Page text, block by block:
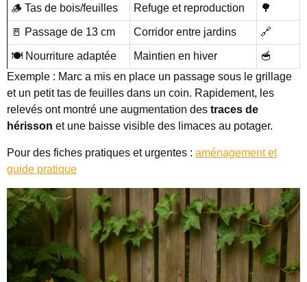
🪵 Tas de bois/feuilles Refuge et reproduction 🌳
🚪 Passage de 13 cm Corridor entre jardins 🔗
🍽️ Nourriture adaptée Maintien en hiver
🥣
Exemple : Marc a mis en place un passage sous le grillage
et un petit tas de feuilles dans un coin. Rapidement, les
relevés ont montré une augmentation des traces de
hérisson et une baisse visible des limaces au potager.
Pour des fiches pratiques et urgentes : aménagement et
guide pratique